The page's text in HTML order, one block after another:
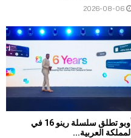
2026-08-06
أوبو تطلق سلسلة رينو 16 في
المملكة العربية...